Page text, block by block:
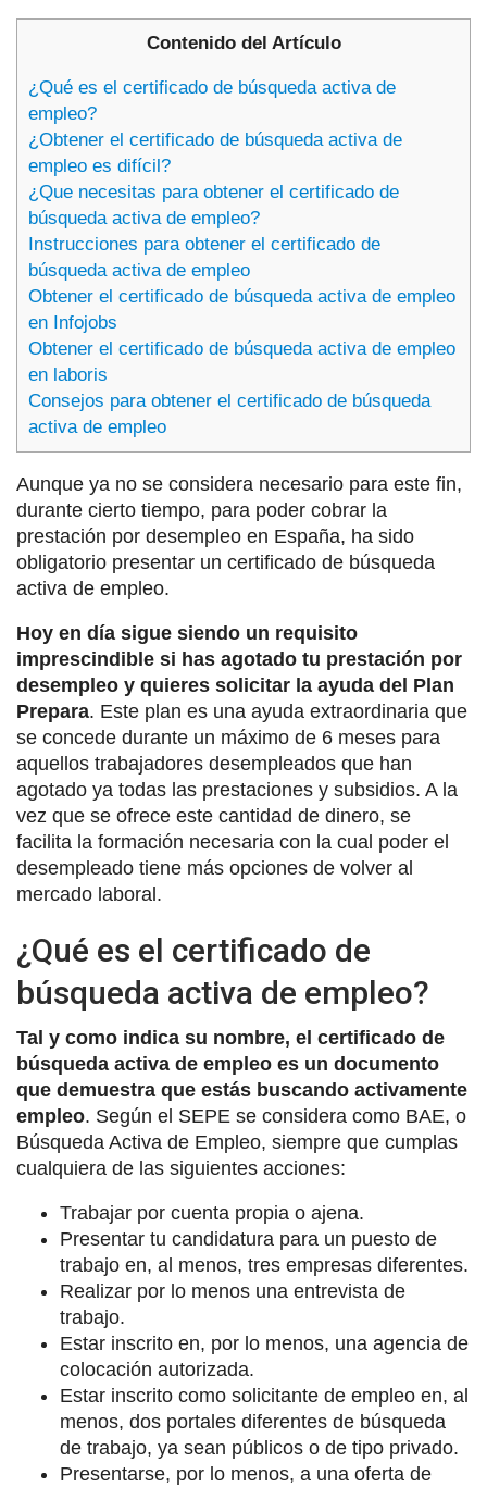
Contenido del Artículo
¿Qué es el certificado de búsqueda activa de
empleo?
¿Obtener el certificado de búsqueda activa de
empleo es difícil?
¿Que necesitas para obtener el certificado de
búsqueda activa de empleo?
Instrucciones para obtener el certificado de
búsqueda activa de empleo
Obtener el certificado de búsqueda activa de empleo
en Infojobs
Obtener el certificado de búsqueda activa de empleo
en laboris
Consejos para obtener el certificado de búsqueda
activa de empleo
Aunque ya no se considera necesario para este fin,
durante cierto tiempo, para poder cobrar la
prestación por desempleo en España, ha sido
obligatorio presentar un certificado de búsqueda
activa de empleo.
Hoy en día sigue siendo un requisito
imprescindible si has agotado tu prestación por
desempleo y quieres solicitar la ayuda del Plan
Prepara. Este plan es una ayuda extraordinaria que
se concede durante un máximo de 6 meses para
aquellos trabajadores desempleados que han
agotado ya todas las prestaciones y subsidios. A la
vez que se ofrece este cantidad de dinero, se
facilita la formación necesaria con la cual poder el
desempleado tiene más opciones de volver al
mercado laboral.
¿Qué es el certificado de
búsqueda activa de empleo?
Tal y como indica su nombre, el certificado de
búsqueda activa de empleo es un documento
que demuestra que estás buscando activamente
empleo. Según el SEPE se considera como BAE, o
Búsqueda Activa de Empleo, siempre que cumplas
cualquiera de las siguientes acciones:
Trabajar por cuenta propia o ajena.
Presentar tu candidatura para un puesto de
trabajo en, al menos, tres empresas diferentes.
Realizar por lo menos una entrevista de
trabajo.
Estar inscrito en, por lo menos, una agencia de
colocación autorizada.
Estar inscrito como solicitante de empleo en, al
menos, dos portales diferentes de búsqueda
de trabajo, ya sean públicos o de tipo privado.
Presentarse, por lo menos, a una oferta de